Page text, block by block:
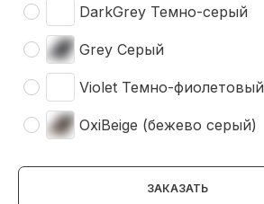
DarkGrey Темно-серый
Grey Серый
Violet Темно-фиолетовый
OxiBеige (бежево серый)
ЗАКАЗАТЬ